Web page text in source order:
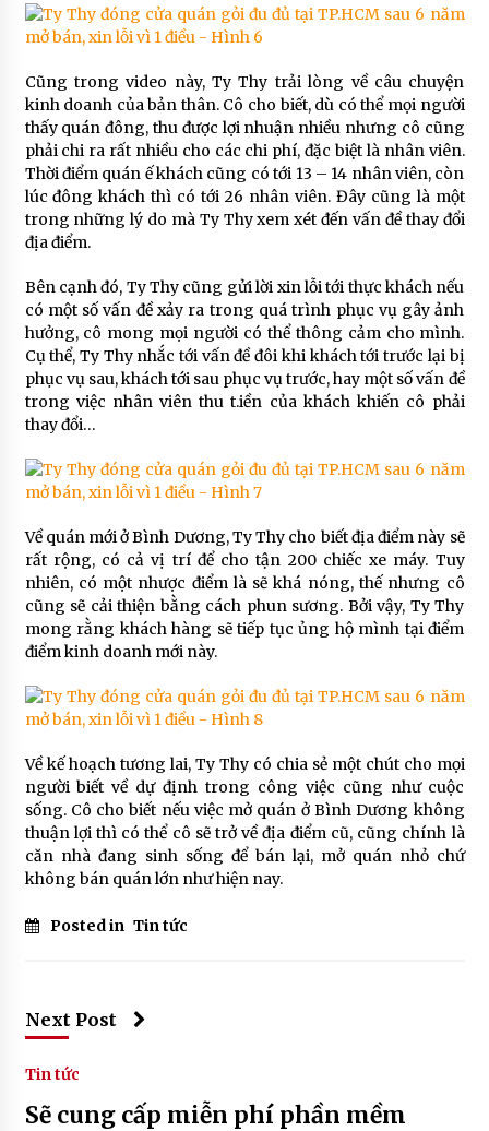
Cũng trong video này, Ty Thy trải lòng về câu chuyện
kinh doanh của bản thân. Cô cho biết, dù có thể mọi người
thấy quán đông, thu được lợi nhuận nhiều nhưng cô cũng
phải chi ra rất nhiều cho các chi phí, đặc biệt là nhân viên.
Thời điểm quán ế khách cũng có tới 13 – 14 nhân viên, còn
lúc đông khách thì có tới 26 nhân viên. Đây cũng là một
trong những lý do mà Ty Thy xem xét đến vấn đề thay đổi
địa điểm.
Bên cạnh đó, Ty Thy cũng gửi lời xin lỗi tới thực khách nếu
có một số vấn đề xảy ra trong quá trình phục vụ gây ảnh
hưởng, cô mong mọi người có thể thông cảm cho mình.
Cụ thể, Ty Thy nhắc tới vấn đề đôi khi khách tới trước lại bị
phục vụ sau, khách tới sau phục vụ trước, hay một số vấn đề
trong việc nhân viên thu t.iền của khách khiến cô phải
thay đổi…
Về quán mới ở Bình Dương, Ty Thy cho biết địa điểm này sẽ
rất rộng, có cả vị trí để cho tận 200 chiếc xe máy. Tuy
nhiên, có một nhược điểm là sẽ khá nóng, thế nhưng cô
cũng sẽ cải thiện bằng cách phun sương. Bởi vậy, Ty Thy
mong rằng khách hàng sẽ tiếp tục ủng hộ mình tại điểm
điểm kinh doanh mới này.
Về kế hoạch tương lai, Ty Thy có chia sẻ một chút cho mọi
người biết về dự định trong công việc cũng như cuộc
sống. Cô cho biết nếu việc mở quán ở Bình Dương không
thuận lợi thì có thể cô sẽ trở về địa điểm cũ, cũng chính là
căn nhà đang sinh sống để bán lại, mở quán nhỏ chứ
không bán quán lớn như hiện nay.
Posted in Tin tức
Next Post
Tin tức
Sẽ cung cấp miễn phí phần mềm